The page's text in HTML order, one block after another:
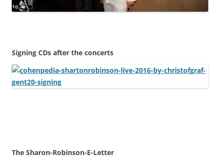
Signing CDs after the concerts
The Sharon-Robinson-E-Letter